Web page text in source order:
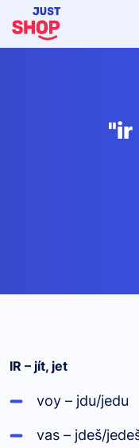
"ir
IR – jít, jet
voy – jdu/jedu
vas – jdeš/